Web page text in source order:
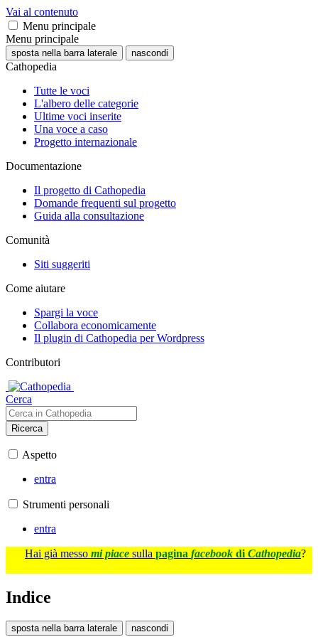
Vai al contenuto
Menu principale
Menu principale
sposta nella barra laterale nascondi
Cathopedia
Tutte le voci
L'albero delle categorie
Ultime voci inserite
Una voce a caso
Progetto internazionale
Documentazione
Il progetto di Cathopedia
Domande frequenti sul progetto
Guida alla consultazione
Comunità
Siti suggeriti
Come aiutare
Spargi la voce
Collabora economicamente
Il plugin di Cathopedia per Wordpress
Contributori
Cerca
Ricerca
Aspetto
entra
Strumenti personali
entra
Hai già messo mi piace sulla pagina facebook di Cathopedia?
Indice
sposta nella barra laterale nascondi